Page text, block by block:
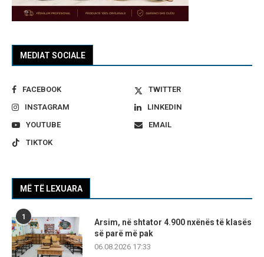
MEDIAT SOCIALE
FACEBOOK
TWITTER
INSTAGRAM
LINKEDIN
YOUTUBE
EMAIL
TIKTOK
MË TË LEXUARA
1
Arsim, në shtator 4.900 nxënës të klasës
së parë më pak
06.08.2026 17:33